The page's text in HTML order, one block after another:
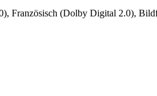
Französisch (Dolby Digital 2.0),